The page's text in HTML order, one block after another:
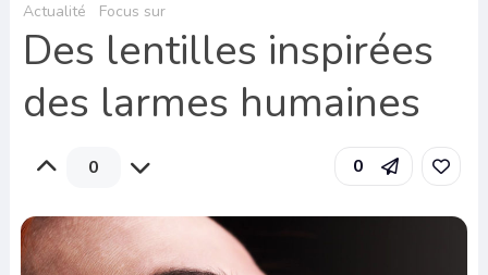
Actualité Focus sur
Des lentilles inspirées
des larmes humaines
0 0